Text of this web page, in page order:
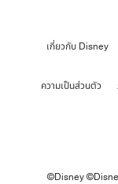
เกี่ยวกับ Disney
ความเป็นส่วนตัว
©Disney